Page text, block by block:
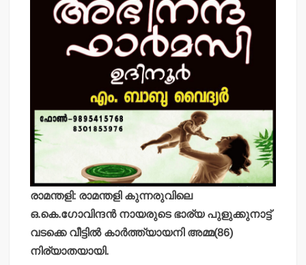
രാമന്തളി: രാമന്തളി കുന്നരുവിലെ
ഒ.കെ.ഗോവിന്ദന്‍ നായരുടെ ഭാര്യ പുളുക്കുനാട്ട്
വടക്കെ വീട്ടില്‍ കാര്‍ത്ത്യായനി അമ്മ(86)
നിര്യാതയായി.